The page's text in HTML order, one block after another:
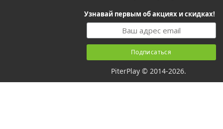
Узнавай первым об акциях и скидках!
PiterPlay © 2014-2026.